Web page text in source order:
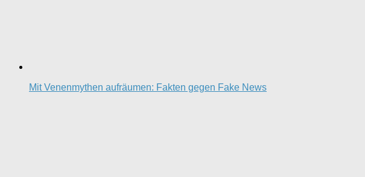
Mit Venenmythen aufräumen: Fakten gegen Fake News